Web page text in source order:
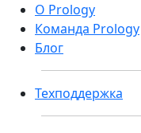
О Prology
Команда Prology
Блог
Техподдержка